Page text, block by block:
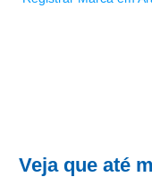
Veja que até